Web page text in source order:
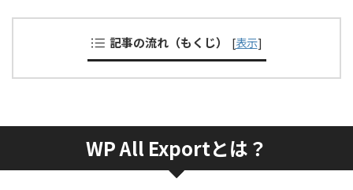
記事の流れ（もくじ） [表示]
WP All Exportとは？